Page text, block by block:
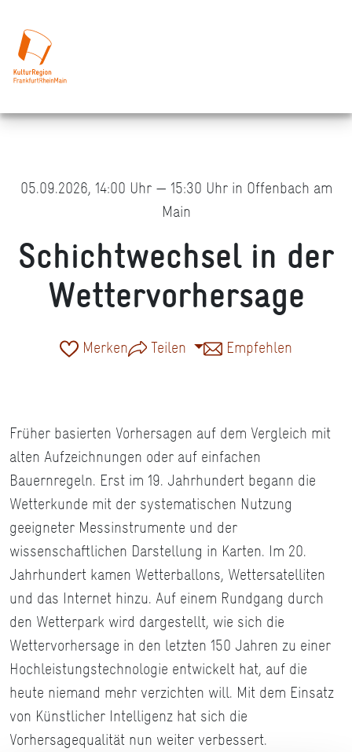
05.09.2026, 14:00 Uhr — 15:30 Uhr in Offenbach am
Main
Schichtwechsel in der
Wettervorhersage
Merken Teilen Empfehlen
Früher basierten Vorhersagen auf dem Vergleich mit
alten Aufzeichnungen oder auf einfachen
Bauernregeln. Erst im 19. Jahrhundert begann die
Wetterkunde mit der systematischen Nutzung
geeigneter Messinstrumente und der
wissenschaftlichen Darstellung in Karten. Im 20.
Jahrhundert kamen Wetterballons, Wettersatelliten
und das Internet hinzu. Auf einem Rundgang durch
den Wetterpark wird dargestellt, wie sich die
Wettervorhersage in den letzten 150 Jahren zu einer
Hochleistungstechnologie entwickelt hat, auf die
heute niemand mehr verzichten will. Mit dem Einsatz
von Künstlicher Intelligenz hat sich die
Vorhersagequalität nun weiter verbessert.